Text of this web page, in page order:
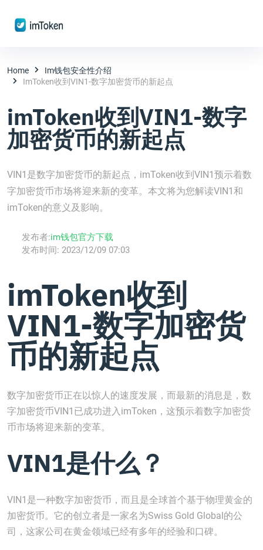
Home
Im钱包安全性介绍
ImToken收到VIN1-数字加密货币的新起点
imToken收到VIN1-数字
加密货币的新起点
VIN1是数字加密货币的新起点，imToken收到VIN1预示着数
字加密货币市场将迎来新的变革。本文将为您解读VIN1和
imToken的意义及影响。
发布者:im钱包官方下载
发布时间: 2023/12/09 07:03
imToken收到
VIN1-数字加密货
币的新起点
数字加密货币正在以惊人的速度发展，而最新的消息是，数
字加密货币VIN1已成功进入imToken，这预示着数字加密货
币市场将迎来新的变革。
VIN1是什么？
VIN1是一种数字加密货币，而且是全球首个基于物理黄金的
加密货币。它的创立者是一家名为Swiss Gold Global的公
司，这家公司在黄金领域已经有多年的经验和口碑。